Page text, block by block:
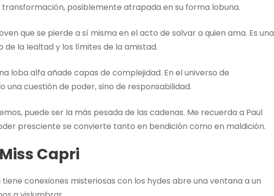
transformación, posiblemente atrapada en su forma lobuna.
que se pierde a sí misma en el acto de salvar a quien ama. Es una
la lealtad y los límites de la amistad.
loba alfa añade capas de complejidad. En el universo de
una cuestión de poder, sino de responsabilidad.
puede ser la más pesada de las cadenas. Me recuerda a Paul
presciente se convierte tanto en bendición como en maldición.
Capri
tiene conexiones misteriosas con los hydes abre una ventana a un